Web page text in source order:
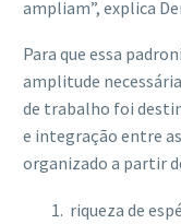
ampliam”, explica
Para que essa
amplitude
de trabalho foi
e integração entre
organizado a partir
riqueza de